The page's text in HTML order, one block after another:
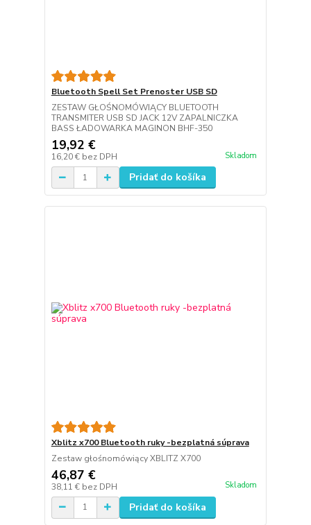
Bluetooth Spell Set Prenoster USB SD
ZESTAW GŁOŚNOMÓWIĄCY BLUETOOTH
TRANSMITER USB SD JACK 12V ZAPALNICZKA
BASS ŁADOWARKA MAGINON BHF-350
19,92 €
16,20 € bez DPH Skladom
Pridať do košíka
Xblitz x700 Bluetooth ruky -bezplatná súprava
Zestaw głośnomówiący XBLITZ X700
46,87 €
38,11 € bez DPH Skladom
Pridať do košíka